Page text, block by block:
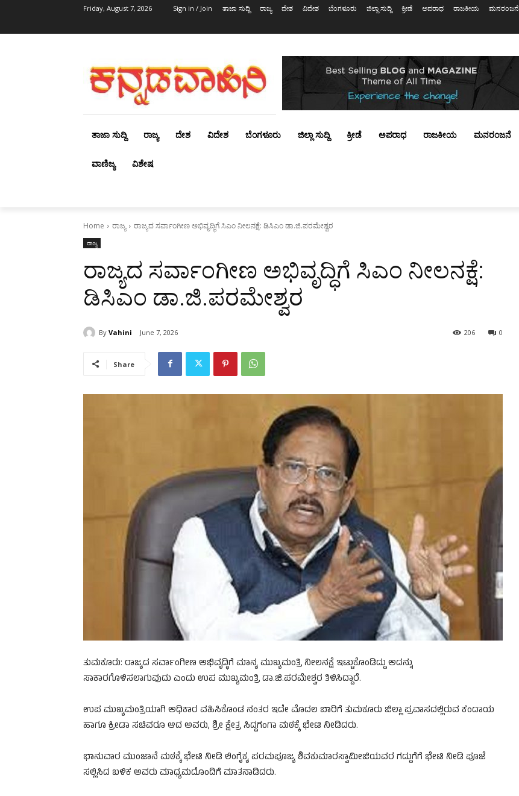
Friday, August 7, 2026 Sign in / Join ತಾಜಾ ಸುದ್ದಿ ರಾಜ್ಯ ದೇಶ ವಿದೇಶ ಬೆಂಗಳೂರು ಜಿಲ್ಲಾ ಸುದ್ದಿ ಕ್ರೀಡೆ ಅಪರಾಧ ರಾಜಕೀಯ ಮನರಂಜನೆ
ತಾಜಾ ಸುದ್ದಿ ರಾಜ್ಯ ದೇಶ ವಿದೇಶ ಬೆಂಗಳೂರು ಜಿಲ್ಲಾ ಸುದ್ದಿ ಕ್ರೀಡೆ ಅಪರಾಧ ರಾಜಕೀಯ ಮನರಂಜನೆ
ವಾಣಿಜ್ಯ ವಿಶೇಷ
Home ರಾಜ್ಯ ರಾಜ್ಯದ ಸರ್ವಾಂಗೀಣ ಅಭಿವೃದ್ಧಿಗೆ ಸಿಎಂ ನೀಲನಕ್ಷೆ: ಡಿಸಿಎಂ ಡಾ.ಜಿ.ಪರಮೇಶ್ವರ
ರಾಜ್ಯ
ರಾಜ್ಯದ ಸರ್ವಾಂಗೀಣ ಅಭಿವೃದ್ಧಿಗೆ ಸಿಎಂ ನೀಲನಕ್ಷೆ:
ಡಿಸಿಎಂ ಡಾ.ಜಿ.ಪರಮೇಶ್ವರ
By Vahini June 7, 2026 0
206
Share
ತುಮಕೂರು: ರಾಜ್ಯದ ಸರ್ವಾಂಗೀಣ ಅಭಿವೃದ್ಧಿಗೆ ಮಾನ್ಯ ಮುಖ್ಯಮಂತ್ರಿ ನೀಲನಕ್ಷೆ ಇಟ್ಟುಕೊಂಡಿದ್ದು ಅದನ್ನು
ಸಾಕಾರಗೊಳಿಸಲಾಗುವುದು ಎಂದು ಉಪ ಮುಖ್ಯಮಂತ್ರಿ ಡಾ.ಜಿ.ಪರಮೇಶ್ವರ ತಿಳಿಸಿದ್ದಾರೆ.
ಉಪ ಮುಖ್ಯಮಂತ್ರಿಯಾಗಿ ಅಧಿಕಾರ ವಹಿಸಿಕೊಂಡ ನಂತರ ಇದೇ ಮೊದಲ ಬಾರಿಗೆ ತುಮಕೂರು ಜಿಲ್ಲಾ ಪ್ರವಾಸದಲ್ಲಿರುವ ಕಂದಾಯ
ಹಾಗೂ ಕ್ರೀಡಾ ಸಚಿವರೂ ಆದ ಅವರು, ಶ್ರೀ ಕ್ಷೇತ್ರ ಸಿದ್ದಗಂಗಾ ಮಠಕ್ಕೆ ಭೇಟಿ ನೀಡಿದರು.
ಭಾನುವಾರ ಮುಂಜಾನೆ ಮಠಕ್ಕೆ ಭೇಟಿ ನೀಡಿ ಲಿಂಗೈಕ್ಯ ಪರಮಪೂಜ್ಯ ಶಿವಕುಮಾರಸ್ವಾಮೀಜಿಯವರ ಗದ್ದುಗೆಗೆ ಭೇಟಿ ನೀಡಿ ಪೂಜೆ
ಸಲ್ಲಿಸಿದ ಬಳಿಕ ಅವರು ಮಾಧ್ಯಮದೊಂದಿಗೆ ಮಾತನಾಡಿದರು.